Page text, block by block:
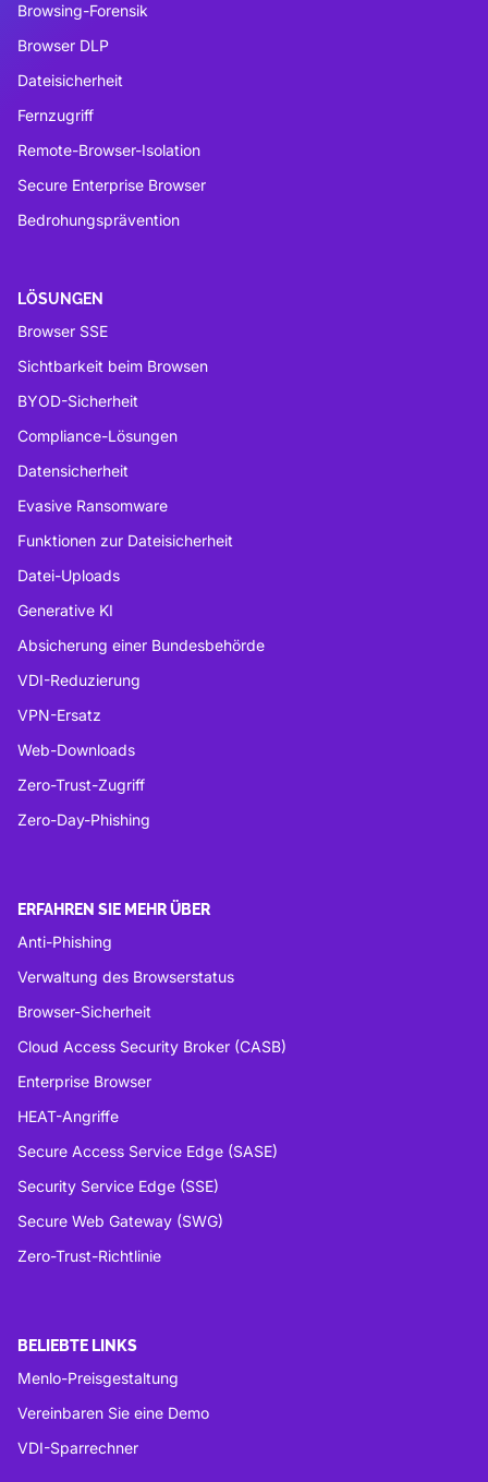
Browsing-Forensik
Browser DLP
Dateisicherheit
Fernzugriff
Remote-Browser-Isolation
Secure Enterprise Browser
Bedrohungsprävention
LÖSUNGEN
Browser SSE
Sichtbarkeit beim Browsen
BYOD-Sicherheit
Compliance-Lösungen
Datensicherheit
Evasive Ransomware
Funktionen zur Dateisicherheit
Datei-Uploads
Generative KI
Absicherung einer Bundesbehörde
VDI-Reduzierung
VPN-Ersatz
Web-Downloads
Zero-Trust-Zugriff
Zero-Day-Phishing
ERFAHREN SIE MEHR ÜBER
Anti-Phishing
Verwaltung des Browserstatus
Browser-Sicherheit
Cloud Access Security Broker (CASB)
Enterprise Browser
HEAT-Angriffe
Secure Access Service Edge (SASE)
Security Service Edge (SSE)
Secure Web Gateway (SWG)
Zero-Trust-Richtlinie
BELIEBTE LINKS
Menlo-Preisgestaltung
Vereinbaren Sie eine Demo
VDI-Sparrechner